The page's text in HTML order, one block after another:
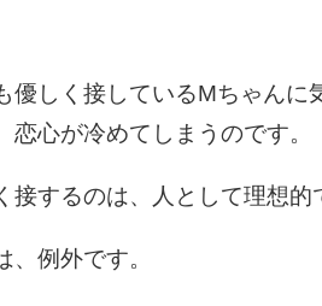
優しく接しているMちゃんに
心が冷めてしまうのです。
接するのは、人として理想的
、例外です。